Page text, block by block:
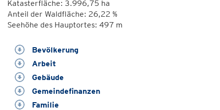
Katasterfläche: 3.996,75 ha
Anteil der Waldfläche: 26,22 %
Seehöhe des Hauptortes: 497 m
Bevölkerung
Arbeit
Gebäude
Gemeindefinanzen
Familie